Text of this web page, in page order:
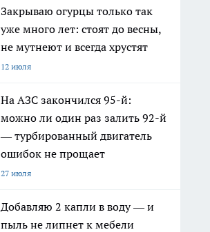
Закрываю огурцы только так
уже много лет: стоят до весны,
не мутнеют и всегда хрустят
12 июля
На АЗС закончился 95-й:
можно ли один раз залить 92-й
— турбированный двигатель
ошибок не прощает
27 июля
Добавляю 2 капли в воду — и
пыль не липнет к мебели